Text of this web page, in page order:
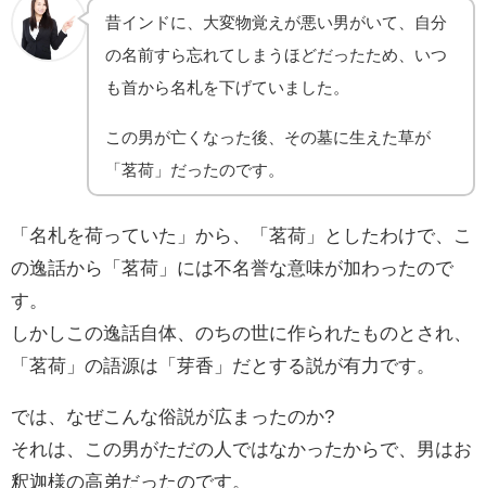
昔インドに、大変物覚えが悪い男がいて、自分
の名前すら忘れてしまうほどだったため、いつ
も首から名札を下げていました。
この男が亡くなった後、その墓に生えた草が
「茗荷」だったのです。
「名札を荷っていた」から、「茗荷」としたわけで、こ
の逸話から「茗荷」には不名誉な意味が加わったので
す。
しかしこの逸話自体、のちの世に作られたものとされ、
「茗荷」の語源は「芽香」だとする説が有力です。
では、なぜこんな俗説が広まったのか?
それは、この男がただの人ではなかったからで、男はお
釈迦様の高弟だったのです。